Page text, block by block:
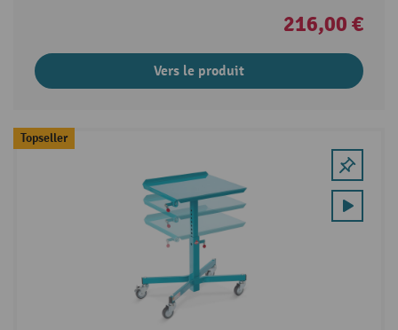
216,00 €
Vers le produit
Topseller